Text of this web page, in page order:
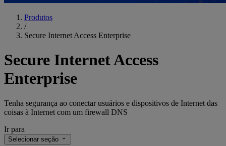
Produtos
/
Secure Internet Access Enterprise
Secure Internet Access
Enterprise
Tenha segurança ao conectar usuários e dispositivos de Internet das
coisas à Internet com um firewall DNS
Ir para
Selecionar seção